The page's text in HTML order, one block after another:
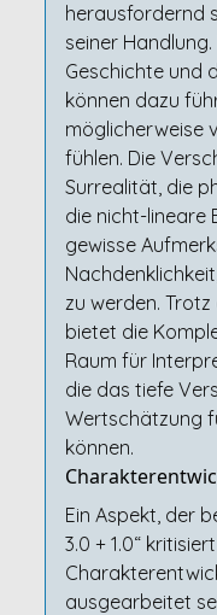
herausfordernd
seiner
Geschichte und
können dazu
möglicherweise
fühlen. Die
Surrealität, die
die nicht-lineare
gewisse
zu werden.
bietet die
Raum für
die das tiefe
Wertschätzung
können.
Ein Aspekt, der
3.0 + 1.0“
ausgearbeitet